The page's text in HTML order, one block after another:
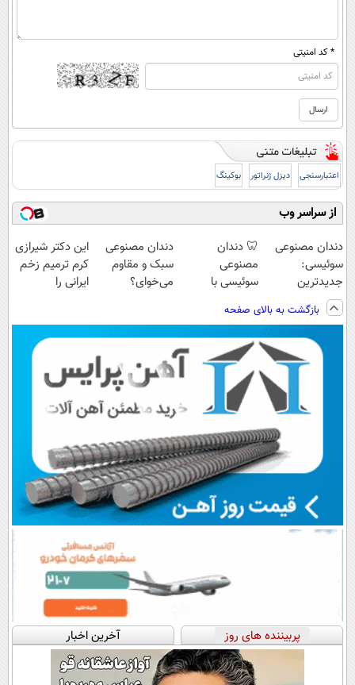
* کد امنیتی
اعتبارسنجی دیزل ژنراتور بوکینگ
از سراسر وب
دندان مصنوعی
سوئیسی:
جدیدترین
فناوری اروپا،
سبک و مقاوم |
پرداخت قسطی
🦷 دندان
مصنوعی
سوئیسی با
دیجیتال |
پرداخت در 4
قسط |📍 تهران
دندان مصنوعی
سبک و مقاوم
می‌خوای؟
📍تهران
این دکتر شیرازی
کرم ترمیم زخم
ایرانی را
بازگشت به بالای صفحه
پربیننده های روز آخرین اخبار